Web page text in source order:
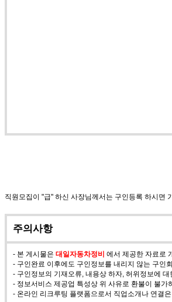
직원모집이 "급" 하신 사장님께서는 구인등록 하시면
주의사항
- 본 게시물은 대일자동차정비 에서 제공한 자료로
- 구인완료 이후에도 구인정보를 내리지 않는 구인
- 구인정보의 기재오류, 내용상 하자, 허위정보에
- 정보서비스 제공업 특성상 위 사유로 환불이 불가
- 온라인 리크루팅 플랫폼으로서 직업소개나 연결